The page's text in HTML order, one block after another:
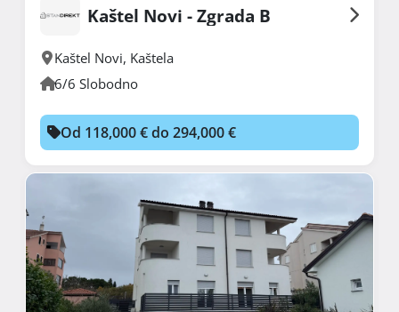
Kaštel Novi - Zgrada B
Kaštel Novi, Kaštela
6/6 Slobodno
Od 118,000 € do 294,000 €